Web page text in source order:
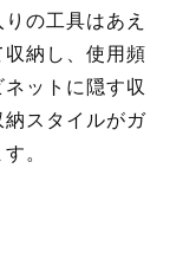
の工具はあえ
納し、使用頻
ットに隠す収
スタイルがガ
。